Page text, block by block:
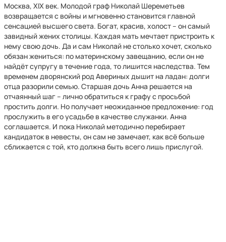
Москва, XIX век. Молодой граф Николай Шереметьев
возвращается с войны и мгновенно становится главной
сенсацией высшего света. Богат, красив, холост – он самый
завидный жених столицы. Каждая мать мечтает пристроить к
нему свою дочь. Да и сам Николай не столько хочет, сколько
обязан жениться: по материнскому завещанию, если он не
найдёт супругу в течение года, то лишится наследства. Тем
временем дворянский род Авериных дышит на ладан: долги
отца разорили семью. Старшая дочь Анна решается на
отчаянный шаг – лично обратиться к графу с просьбой
простить долги. Но получает неожиданное предложение: год
прослужить в его усадьбе в качестве служанки. Анна
соглашается. И пока Николай методично перебирает
кандидаток в невесты, он сам не замечает, как всё больше
сближается с той, кто должна быть всего лишь прислугой.